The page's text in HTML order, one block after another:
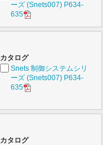
ーズ (Snets007) P634-
635
カタログ
Snets 制御システムシリ
ーズ (Snets007) P634-
635
カタログ